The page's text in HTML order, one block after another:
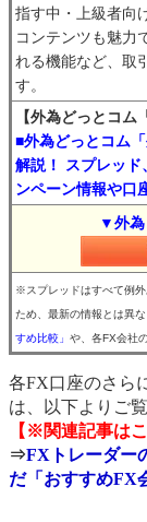
指す中・上級者向
コンテンツも魅力
れる機能など、取
す。
【外為どっとコム
■外為どっとコム
解説！ スプレッド
ンペーン情報や口
▼外為
※スプレッドはすべて例
ため、最新の情報とは異
すめ比較」 や、各FX会社
各FX口座のさら
は、以下よりご
【※関連記事はこ
⇒FXトレーダー
だ「おすすめFX